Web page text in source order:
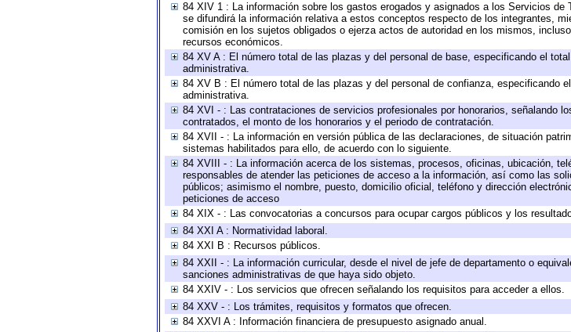
84 XIV 1 : La información sobre los gastos erogados y asignados a los Servicios
se difundirá la información relativa a estos conceptos respecto de los integrantes,
comisión en los sujetos obligados o ejerza actos de autoridad en los mismos,
recursos económicos.
84 XV A : El número total de las plazas y del personal de base, especificando el
administrativa.
84 XV B : El número total de las plazas y del personal de confianza, especificando
administrativa.
84 XVI - : Las contrataciones de servicios profesionales por honorarios, señalando
contratados, el monto de los honorarios y el periodo de contratación.
84 XVII - : La información en versión pública de las declaraciones, de situación
sistemas habilitados para ello, de acuerdo con lo siguiente.
84 XVIII - : La información acerca de los sistemas, procesos, oficinas, ubicación,
responsables de atender las peticiones de acceso a la información, así como las
públicos; asimismo el nombre, puesto, domicilio oficial, teléfono y dirección
peticiones de acceso
84 XIX - : Las convocatorias a concursos para ocupar cargos públicos y los
84 XXI A : Normatividad laboral.
84 XXI B : Recursos públicos.
84 XXII - : La información curricular, desde el nivel de jefe de departamento o
sanciones administrativas de que haya sido objeto.
84 XXIV - : Los servicios que ofrecen señalando los requisitos para acceder a ellos.
84 XXV - : Los trámites, requisitos y formatos que ofrecen.
84 XXVI A : Información financiera de presupuesto asignado anual.